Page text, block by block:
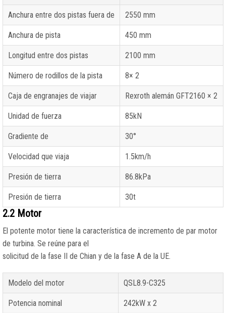
Anchura entre dos pistas fuera de 2550 mm
Anchura de pista 450 mm
Longitud entre dos pistas 2100 mm
Número de rodillos de la pista 8× 2
Caja de engranajes de viajar Rexroth alemán GFT2160 × 2
Unidad de fuerza 85kN
Gradiente de 30°
Velocidad que viaja 1.5km/h
Presión de tierra 86.8kPa
Presión de tierra 30t
2.2 Motor
El potente motor tiene la característica de incremento de par motor
de turbina. Se reúne para el
solicitud de la fase II de Chian y de la fase A de la UE.
Modelo del motor QSL8.9-C325
Potencia nominal 242kW x 2